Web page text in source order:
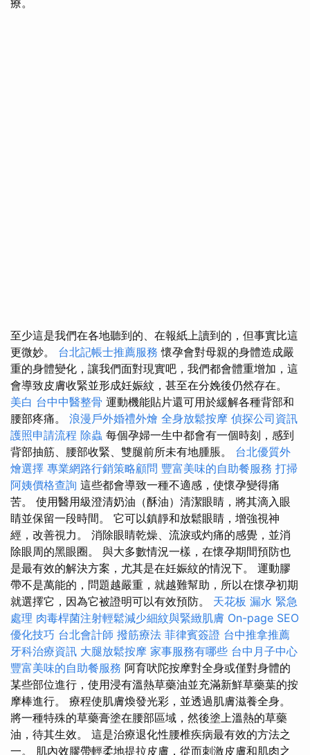
療。
至少這是我們在各地聽到的、在報紙上讀到的，但事實比這
更微妙。 台北記帳士推薦服務 懷孕會對母親的身體造成嚴
重的身體變化，讓我們面對現實吧，我們都會體重增加，這
會導致皮膚收緊並形成妊娠紋，甚至在分娩後仍然存在。
美白 台中中醫整骨 運動機能貼片還可用於緩解各種背部和
腰部疼痛。 浪漫戶外婚禮外燴 全身放鬆按摩 偵探公司資訊
護照申請流程 除蟲 每個孕婦一生中都會有一個時刻，感到
背部抽筋、腰部收緊、雙腿前所未有地腫脹。 台北優質外
燴選擇 專業網路行銷策略顧問 豐富美味的自助餐服務 打掃
阿姨價格查詢 這些都會導致一種不適感，使懷孕變得痛
苦。 使用醫用級澄清奶油（酥油）清潔眼睛，將其滴入眼
睛並保留一段時間。 它可以鎮靜和放鬆眼睛，增強視神
經，改善視力。 消除眼睛乾燥、流淚或灼痛的感覺，並消
除眼周的黑眼圈。 與大多數情況一樣，在懷孕期間預防也
是最有效的解決方案，尤其是在妊娠紋的情況下。 運動膠
帶不是萬能的，問題越嚴重，就越難幫助，所以在懷孕初期
就選擇它，因為它被證明可以有效預防。 天花板 漏水 緊急
處理 肉毒桿菌注射輕鬆減少細紋與緊緻肌膚 On-page SEO
優化技巧 台北會計師 撥筋療法 菲律賓簽證 台中推拿推薦
牙科治療資訊 大腿放鬆按摩 家事服務有哪些 台中月子中心
豐富美味的自助餐服務 阿育吠陀按摩對全身或僅對身體的
某些部位進行，使用浸有溫熱草藥油並充滿新鮮草藥葉的按
摩棒進行。 療程使肌膚煥發光彩，並透過肌膚滋養全身。
將一種特殊的草藥膏塗在腰部區域，然後塗上溫熱的草藥
油，待其生效。 這是治療退化性腰椎疾病最有效的方法之
一。 肌內效膠帶輕柔地提拉皮膚，從而刺激皮膚和肌肉之